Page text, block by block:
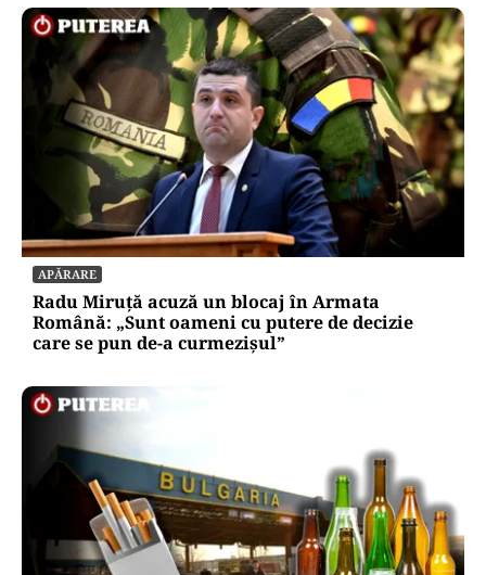
APĂRARE
Radu Miruță acuză un blocaj în Armata
Română: „Sunt oameni cu putere de decizie
care se pun de-a curmezișul”